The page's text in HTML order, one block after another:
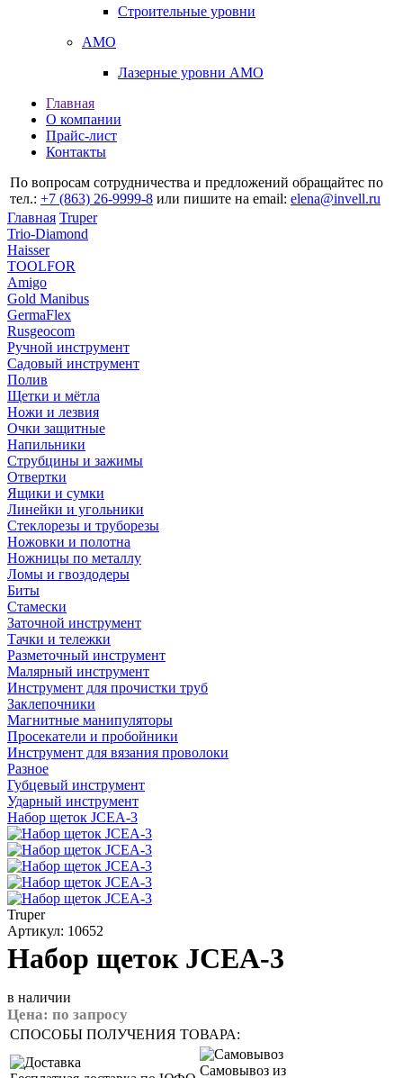
Строительные уровни
AMO
Лазерные уровни AMO
Главная
О компании
Прайс-лист
Контакты
По вопросам сотрудничества и предложений обращайтес по
тел.: +7 (863) 26‐9999‐8 или пишите на email: elena@invell.ru
Главная Truper
Trio-Diamond
Haisser
TOOLFOR
Amigo
Gold Manibus
GermaFlex
Rusgeocom
Ручной инструмент
Садовый инструмент
Полив
Щетки и мётла
Ножи и лезвия
Очки защитные
Напильники
Струбцины и зажимы
Отвертки
Ящики и сумки
Линейки и угольники
Стеклорезы и труборезы
Ножовки и полотна
Ножницы по металлу
Ломы и гвоздодеры
Биты
Стамески
Заточной инструмент
Тачки и тележки
Разметочный инструмент
Малярный инструмент
Инструмент для прочистки труб
Заклепочники
Магнитные манипуляторы
Просекатели и пробойники
Инструмент для вязания проволоки
Разное
Губцевый инструмент
Ударный инструмент
Набор щеток JCEA-3
Truper
Артикул: 10652
Набор щеток JCEA-3
в наличии
Цена: по запросу
СПОСОБЫ ПОЛУЧЕНИЯ ТОВАРА:
Самовывоз из